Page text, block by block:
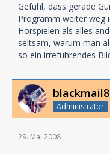
Sehr stolz hat uns
Live-Hörspiele und
gemacht, die alle
hatten wir drei
Tenner“, „Sherlock
„Dobranski“ und
geplatzt sind
Bühne so toll
Gefühl, dass gerade
Programm weiter weg
Hörspielen als alles
seltsam, warum man
so ein irreführendes
Administrator
29. Mai 2008